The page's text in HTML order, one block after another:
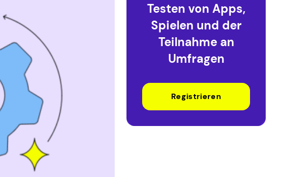
Testen von Apps,
Spielen und der
Teilnahme an
Umfragen
Registrieren